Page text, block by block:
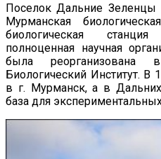
Поселок Дальние
Мурманская
биологическая
полноценная научная
была реорганизована
Биологический Институт.
в г. Мурманск, а в
база для